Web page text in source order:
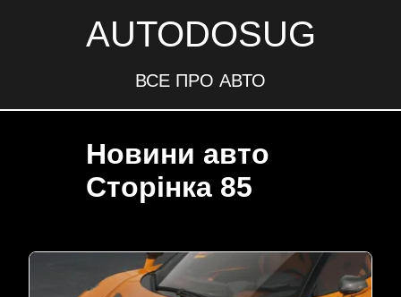
AUTODOSUG
ВСЕ ПРО АВТО
Новини авто
Сторінка 85